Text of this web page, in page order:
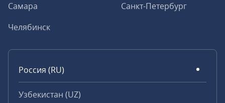
Самара
Санкт-Петербург
Челябинск
Россия (RU)
Узбекистан (UZ)